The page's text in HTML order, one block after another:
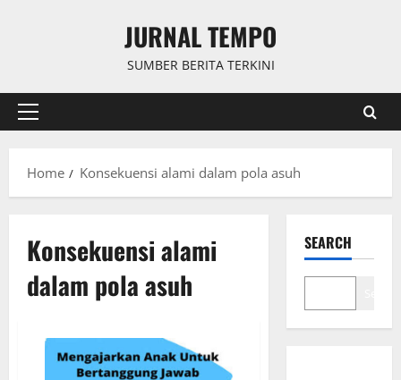
JURNAL TEMPO
SUMBER BERITA TERKINI
Primary
Home
Konsekuensi alami dalam pola asuh
Konsekuensi alami
dalam pola asuh
SEARCH